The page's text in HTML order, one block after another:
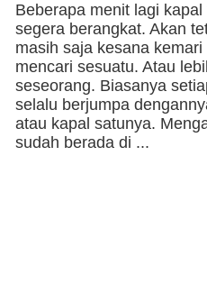
Beberapa menit lagi kapal
segera berangkat. Akan
masih saja kesana kemari
mencari sesuatu. Atau
seseorang. Biasanya
selalu berjumpa
atau kapal satunya.
sudah berada di ...